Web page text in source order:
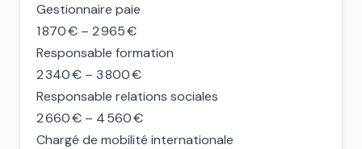
Gestionnaire paie
1 870 € – 2 965 €
Responsable formation
2 340 € – 3 800 €
Responsable relations sociales
2 660 € – 4 560 €
Chargé de mobilité internationale